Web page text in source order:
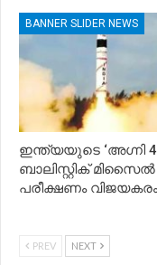
BANNER SLIDER NEWS
ഇന്ത്യയുടെ ‘അഗ്നി
ബാലിസ്റ്റിക് മിസൈൽ
പരീക്ഷണം
PREV NEXT